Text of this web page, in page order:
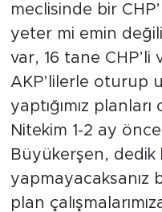
meclisinde bir
yeter mi emin
var, 16 tane CHP’li
AKP’lilerle oturup
yaptığımız
Nitekim 1-2 ay
Büyükerşen, dedik
yapmayacaksanız
plan